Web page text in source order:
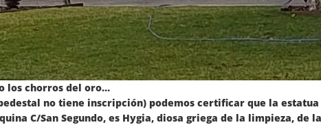
los chorros del oro…
no tiene inscripción) podemos certificar que la
C/San Segundo, es Hygia, diosa griega de la limpieza,